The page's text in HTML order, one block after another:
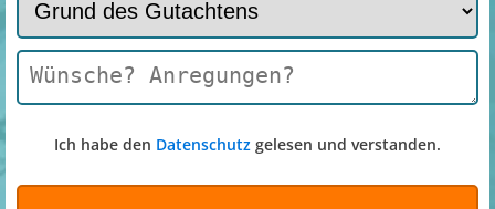
Ich habe den Datenschutz gelesen und verstanden.